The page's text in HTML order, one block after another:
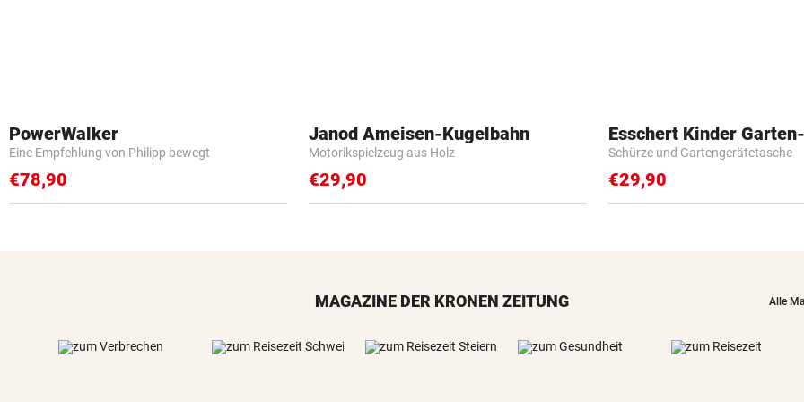
PowerWalker
Eine Empfehlung von Philipp bewegt
€78,90
Janod Ameisen-Kugelbahn
Motorikspielzeug aus Holz
€29,90
Esschert Kinder Garten-
Schürze und Gartengerätetasche
€29,90
MAGAZINE DER KRONEN ZEITUNG Alle